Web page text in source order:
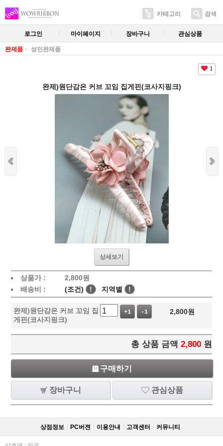
카테고리 검색
로그인 마이페이지 장바구니 관심상품
완제품 성인완제품
1
완제)원단감은 커브 꼬임 집게핀(코사지핑크)
상세보기
상품가 : 2,800원
배송비 :
(조건) ! 지역별 !
완제)원단감은 커브 꼬임 집
게핀(코사지핑크)
+1 -1 2,800원
총 상품 금액 2,800 원
구매하기
장바구니 관심상품
상점정보 PC버젼 이용안내 고객센터 커뮤니티